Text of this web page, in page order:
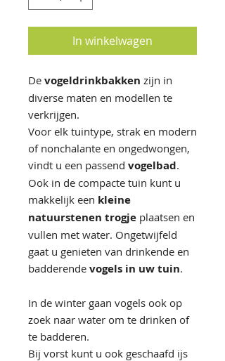
In winkelwagen
De vogeldrinkbakken zijn in
diverse maten en modellen te
verkrijgen.
Voor elk tuintype, strak en modern
of nonchalante en ongedwongen,
vindt u een passend vogelbad.
Ook in de compacte tuin kunt u
makkelijk een kleine
natuurstenen trogje plaatsen en
vullen met water. Ongetwijfeld
gaat u genieten van drinkende en
badderende vogels in uw tuin.
In de winter gaan vogels ook op
zoek naar water om te drinken of
te badderen.
Bij vorst kunt u ook geschaafd ijs